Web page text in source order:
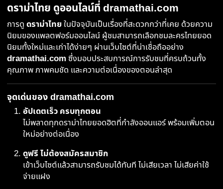
ดราม่าไทย ดูออนไลน์ที่ dramathai.com
การดู ดราม่าไทยในปัจจุบันเป็นเรื่องที่สะดวกกว่าที่เคย ด้วยความ
นิยมของแพลตฟอร์มออนไลน์ ผู้ชมสามารถเลือกชมละครไทยยอด
นิยมทั้งใหม่และเก่าได้ง่ายๆ ผ่านเว็บไซต์ที่น่าเชื่อถืออย่าง
dramathai.com ซึ่งมอบประสบการณ์การรับชมที่ครบถ้วนทั้ง
คุณภาพ ภาพคมชัด และความต่อเนื่องของตอนล่าสุด
จุดเด่นของ dramathai.com
อัปเดตเร็ว ครบทุกตอน
ไม่พลาดทุกดราม่าไทยยอดฮิตที่กำลังออนแอร์ พร้อมเพิ่มตอน
ใหม่อย่างต่อเนื่อง
ดูฟรี ไม่ต้องสมัครสมาชิก
เข้าเว็บไซต์แล้วสามารถรับชมได้ทันที ไม่เสียเวลา ไม่เสียค่าใช้
จ่ายแฝง